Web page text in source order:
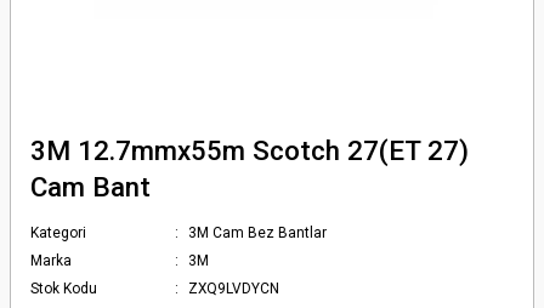
3M 12.7mmx55m Scotch 27(ET 27)
Cam Bant
Kategori
3M Cam Bez Bantlar
Marka
3M
Stok Kodu
ZXQ9LVDYCN